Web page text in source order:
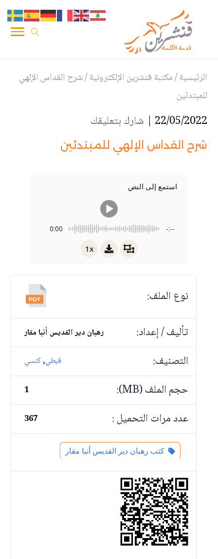
الرئيسية/مكتبة قنشرين الإلكترونية/شرح القداس الإلهي
للمبتدئين
22/05/2022 | شارك بتعليقك
شرح القداس الإلهي للمبتدئين
استمع إلى النص
0:00 -:--
1x
نوع الملف:
تأليف / إعداد:
رهبان دير القديس أنبا مقار
التصنيف: قبطي,كنسي
حجم الملف (MB): 1
عدد مرات التحميل : 367
كتب رهبان دير القديس أنبا مقار